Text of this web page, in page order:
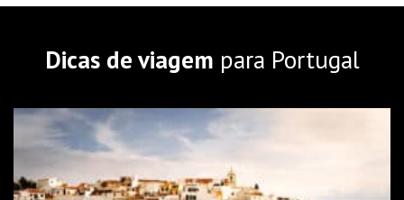
Dicas de viagem para Portugal